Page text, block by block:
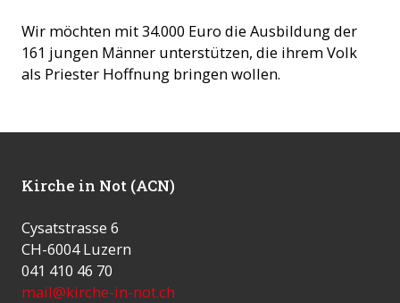
Wir möchten mit 34.000 Euro die Ausbildung der
161 jungen Männer unterstützen, die ihrem Volk
als Priester Hoffnung bringen wollen.
Kirche in Not (ACN)
Cysatstrasse 6
CH-6004 Luzern
041 410 46 70
mail@kirche-in-not.ch